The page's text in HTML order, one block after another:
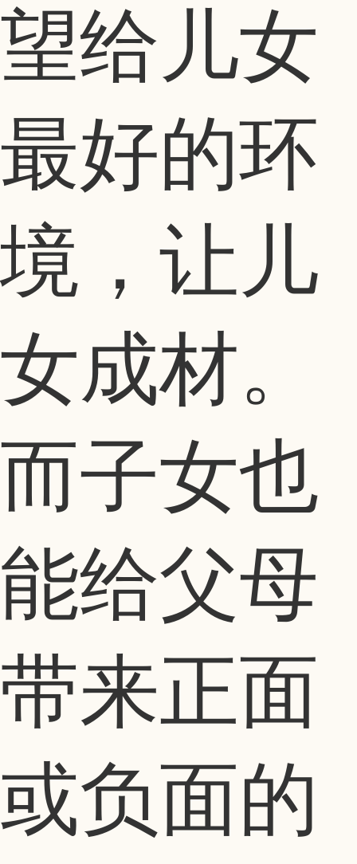
望给儿女
最好的环
境，让儿
女成材。
而子女也
能给父母
带来正面
或负面的